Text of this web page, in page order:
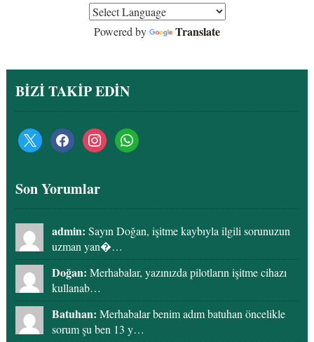
Powered by Translate
BİZİ TAKİP EDİN
x facebookinstagramwhatsapp
Son Yorumlar
admin: Sayın Doğan, işitme kaybıyla ilgili sorunuzun
uzman yan�…
Doğan: Merhabalar, yazınızda pilotların işitme cihazı
kullanab…
Batuhan: Merhabalar benim adım batuhan öncelikle
sorum şu ben 13 y…